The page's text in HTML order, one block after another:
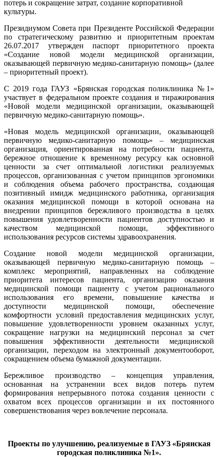
потерь и сокращение затрат, создание корпоративной
культуры.
Президиумом Совета при Президенте Российской Федерации
по стратегическому развитию и приоритетным проектам
26.07.2017 утвержден паспорт приоритетного проекта
«Создание новой модели медицинской организации,
оказывающей первичную медико-санитарную помощь» (далее
– приоритетный проект).
С 2019 года ГАУЗ «Брянская городская поликлиника №1»
участвует в федеральном проекте создания и тиражирования
«Новой модели медицинской организации, оказывающей
первичную медико-санитарную помощь».
«Новая модель медицинской организации, оказывающей
первичную медико-санитарную помощь» – медицинская
организация, ориентированная на потребности пациента,
бережное отношение к временному ресурсу как основной
ценности за счет оптимальной логистики реализуемых
процессов, организованная с учетом принципов эргономики
и соблюдения объема рабочего пространства, создающая
позитивный имидж медицинского работника, организация
оказания медицинской помощи в которой основана на
внедрении принципов бережливого производства в целях
повышения удовлетворенности пациентов доступностью и
качеством медицинской помощи, эффективного
использования ресурсов системы здравоохранения.
Создание новой модели медицинской организации,
оказывающей первичную медико-санитарную помощь –
комплекс мероприятий, направленных на соблюдение
приоритета интересов пациента, организацию оказания
медицинской помощи пациенту с учетом рационального
использования его времени, повышение качества и
доступности медицинской помощи, обеспечение
комфортности условий предоставления медицинских услуг,
повышение удовлетворенности уровнем оказанных услуг,
сокращение нагрузки на медицинский персонал за счет
повышения эффективности деятельности медицинской
организации, переходом на электронный документооборот,
сокращением объема бумажной документации.
Бережливое производство– концепция управления,
основанная на устранении всех видов потерь путем
формирования непрерывного потока создания ценности с
охватом всех процессов организации и их постоянного
совершенствования через вовлечение персонала.
Проекты по улучшению, реализуемые в ГАУЗ «Брянская
городская поликлиника №1».